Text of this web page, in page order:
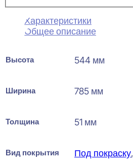
Характеристики
Общее описание
Высота 544 мм
Ширина 785 мм
Толщина 51 мм
Вид покрытия Под покраску,